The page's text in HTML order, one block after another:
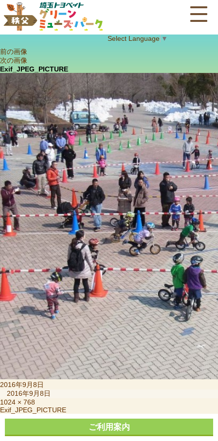
Select Language ▼
前の画像
次の画像
Exif_JPEG_PICTURE
投
日:
2016年9月8日
2016年9月8日
フ
ル
サ
ズ
1024 × 768
投
稿
ビ
Exif_JPEG_PICTURE
ご利用案内